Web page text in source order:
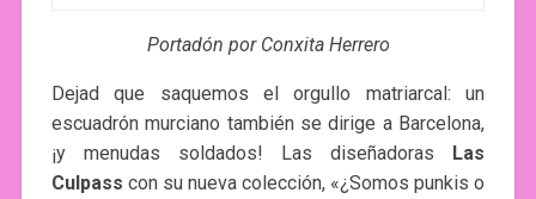
Portadón por Conxita Herrero
Dejad que saquemos el orgullo matriarcal: un
escuadrón murciano también se dirige a Barcelona,
¡y menudas soldados! Las diseñadoras Las
Culpass con su nueva colección, «¿Somos punkis o